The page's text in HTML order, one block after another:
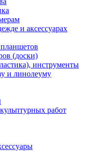
и аксессуарах
(доски)
инструменты
и линолеуму
работ